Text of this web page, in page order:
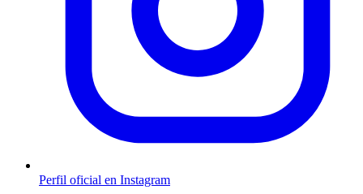
Perfil oficial en Instagram